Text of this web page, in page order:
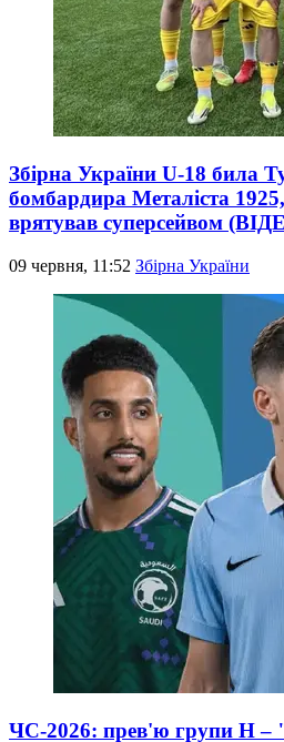
Збірна України U-18 била
бомбардира Металіста
врятував суперсейвом
09 червня, 11:52 Збірна України
ЧС-2026: прев'ю групи Н –